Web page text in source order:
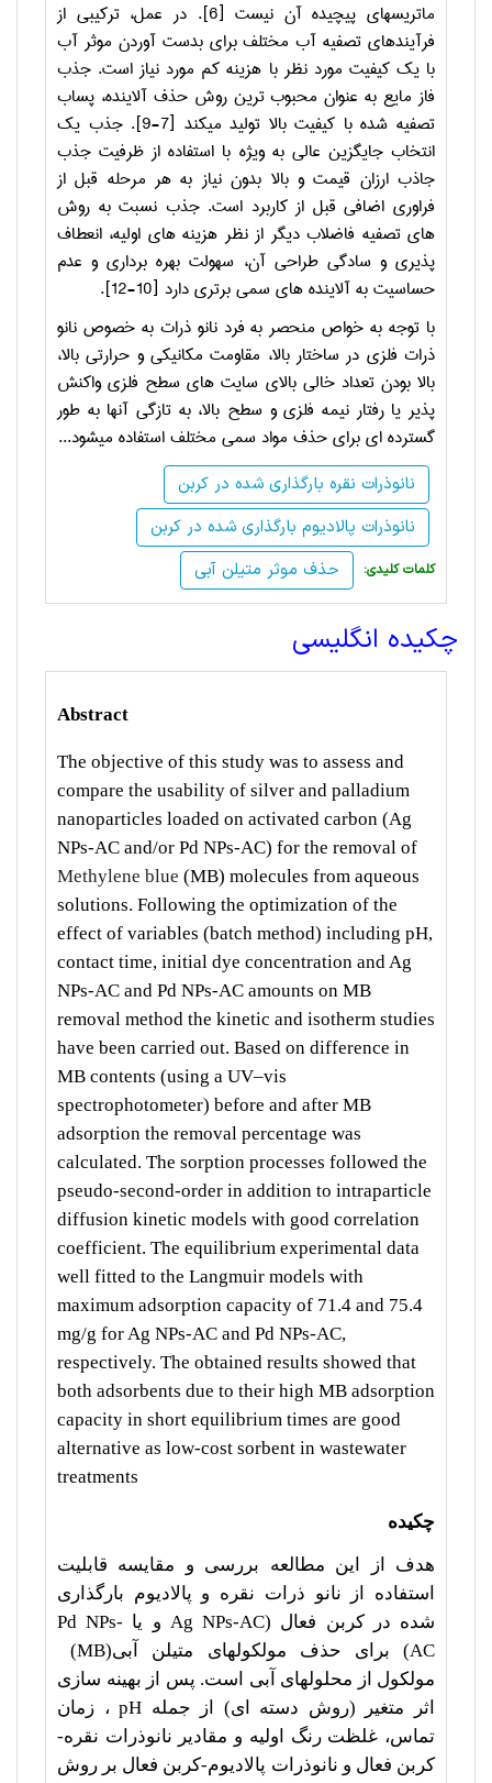
ماتریس­های پیچیده آن نیست [6]. در عمل، ترکیبی از
فرآیندهای تصفیه آب مختلف برای بدست آوردن موثر آب
با یک کیفیت مورد نظر با هزینه کم مورد نیاز است. جذب
فاز مایع به عنوان محبوب ترین روش حذف آلاینده، پساب
تصفیه شده با کیفیت بالا تولید می­کند [7-9]. جذب یک
انتخاب جایگزین عالی به ویژه با استفاده از ظرفیت جذب
جاذب ارزان قیمت و بالا بدون نیاز به هر مرحله قبل از
فراوری اضافی قبل از کاربرد است. جذب نسبت به روش
های تصفیه فاضلاب دیگر از نظر هزینه های اولیه، انعطاف
پذیری و سادگی طراحی آن، سهولت بهره برداری و عدم
حساسیت به آلاینده های سمی برتری دارد [10-12]
.
با توجه به خواص منحصر به فرد نانو ذرات به خصوص نانو
ذرات فلزی در ساختار بالا، مقاومت مکانیکی و حرارتی بالا،
بالا بودن تعداد خالی بالای سایت های سطح فلزی واکنش
پذیر یا رفتار نیمه فلزی و سطح بالا، به تازگی آنها به طور
گسترده ای برای حذف مواد سمی مختلف استفاده می­شود...
نانوذرات نقره بارگذاری شده در کربن
نانوذرات پالادیوم بارگذاری شده در کربن
حذف موثر متیلن آبی
:کلمات کلیدی
چکیده انگلیسی
Abstract
The objective of this study was to assess and
compare the usability of silver and palladium
nanoparticles loaded on activated carbon (Ag
NPs-AC and/or Pd NPs-AC) for the removal of
Methylene blue (MB) molecules from aqueous
solutions. Following the optimization of the
effect of variables (batch method) including pH,
contact time, initial dye concentration and Ag
NPs-AC and Pd NPs-AC amounts on MB
removal method the kinetic and isotherm studies
have been carried out. Based on difference in
MB contents (using a UV–vis
spectrophotometer) before and after MB
adsorption the removal percentage was
calculated. The sorption processes followed the
pseudo-second-order in addition to intraparticle
diffusion kinetic models with good correlation
coefficient. The equilibrium experimental data
well fitted to the Langmuir models with
maximum adsorption capacity of 71.4 and 75.4
mg/g for Ag NPs-AC and Pd NPs-AC,
respectively. The obtained results showed that
both adsorbents due to their high MB adsorption
capacity in short equilibrium times are good
alternative as low-cost sorbent in wastewater
treatments
چکیده
هدف از این مطالعه بررسی و مقایسه قابلیت
استفاده از نانو ذرات نقره و پالادیوم بارگذاری
شده در کربن فعال (Ag NPs-AC و یا Pd NPs-
AC
) برای حذف مولکولهای متیلن آبی(MB)
مولکول از محلولهای آبی است. پس از بهینه سازی
اثر متغیر (روش دسته ای) از جمله pH، زمان
تماس، غلظت رنگ اولیه و مقادیر نانوذرات نقره-
کربن فعال و نانوذرات پالادیوم-کربن فعال بر روش